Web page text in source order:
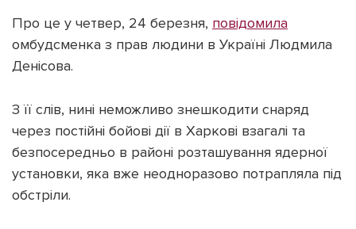
Про це у четвер, 24 березня, повідомила
омбудсменка з прав людини в Україні Людмила
Денісова.
З її слів, нині неможливо знешкодити снаряд
через постійні бойові дії в Харкові взагалі та
безпосередньо в районі розташування ядерної
установки, яка вже неодноразово потрапляла під
обстріли.